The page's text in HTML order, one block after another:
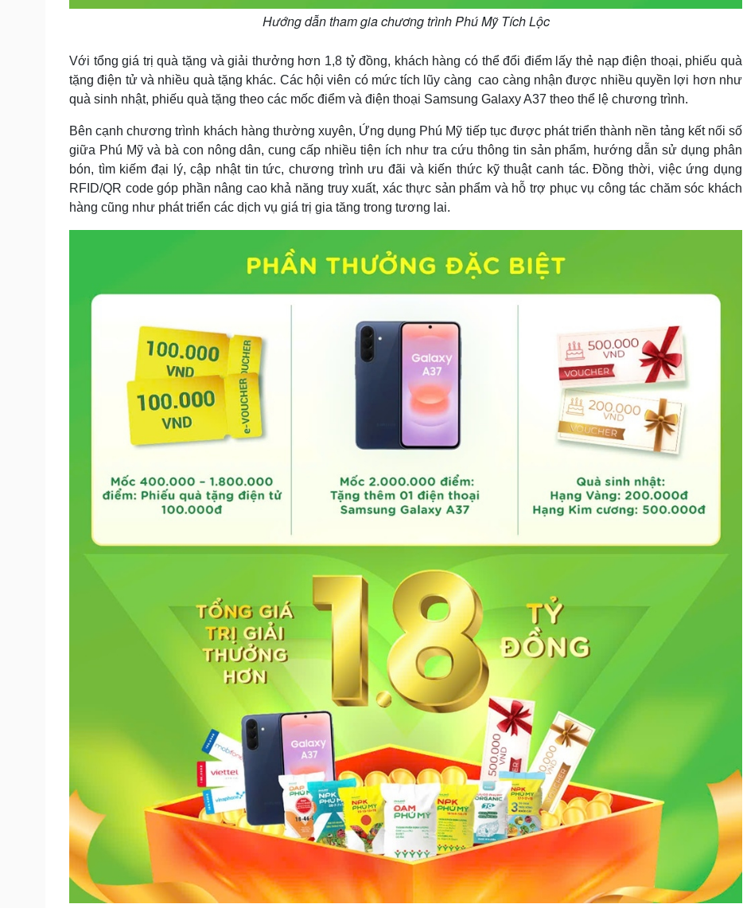
Hướng dẫn tham gia chương trình Phú Mỹ Tích Lộc
Với tổng giá trị quà tặng và giải thưởng hơn 1,8 tỷ đồng, khách hàng có thể đổi điểm lấy thẻ nạp điện thoại, phiếu quà
tặng điện tử và nhiều quà tặng khác. Các hội viên có mức tích lũy càng cao càng nhận được nhiều quyền lợi hơn như
quà sinh nhật, phiếu quà tặng theo các mốc điểm và điện thoại Samsung Galaxy A37 theo thể lệ chương trình.
Bên cạnh chương trình khách hàng thường xuyên, Ứng dụng Phú Mỹ tiếp tục được phát triển thành nền tảng kết nối số
giữa Phú Mỹ và bà con nông dân, cung cấp nhiều tiện ích như tra cứu thông tin sản phẩm, hướng dẫn sử dụng phân
bón, tìm kiếm đại lý, cập nhật tin tức, chương trình ưu đãi và kiến thức kỹ thuật canh tác. Đồng thời, việc ứng dụng
RFID/QR code góp phần nâng cao khả năng truy xuất, xác thực sản phẩm và hỗ trợ phục vụ công tác chăm sóc khách
hàng cũng như phát triển các dịch vụ giá trị gia tăng trong tương lai.